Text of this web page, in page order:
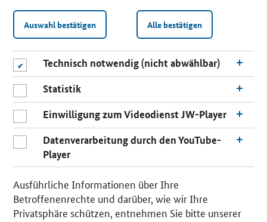
n
Auswahl bestätigen Alle bestätigen
Technisch notwendig (nicht abwählbar)
Statistik
Einwilligung zum Videodienst JW-Player
Datenverarbeitung durch den YouTube-
Player
Ausführliche Informationen über Ihre
Betroffenenrechte und darüber, wie wir Ihre
Privatsphäre schützen, entnehmen Sie bitte unserer